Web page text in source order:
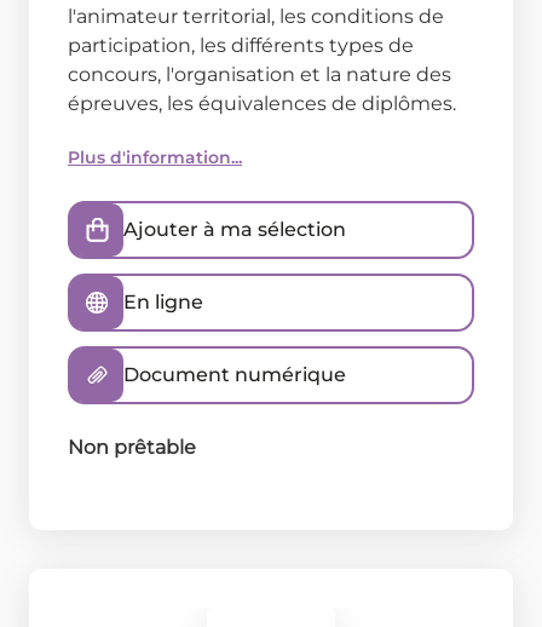
l'animateur territorial, les conditions de
participation, les différents types de
concours, l'organisation et la nature des
épreuves, les équivalences de diplômes.
Plus d'information...
Ajouter à ma sélection
En ligne
Document numérique
Non prêtable